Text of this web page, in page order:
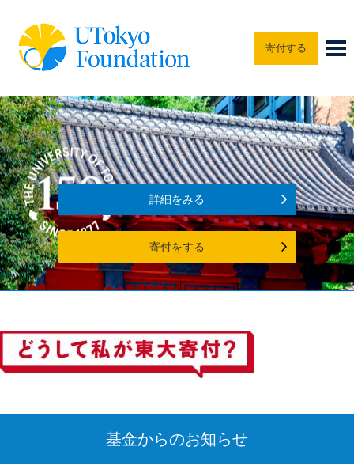
寄付する
詳細をみる
寄付をする
基金からのお知らせ